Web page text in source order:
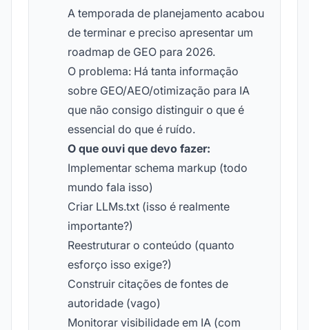
A temporada de planejamento acabou
de terminar e preciso apresentar um
roadmap de GEO para 2026.
O problema: Há tanta informação
sobre GEO/AEO/otimização para IA
que não consigo distinguir o que é
essencial do que é ruído.
O que ouvi que devo fazer:
Implementar schema markup (todo
mundo fala isso)
Criar LLMs.txt (isso é realmente
importante?)
Reestruturar o conteúdo (quanto
esforço isso exige?)
Construir citações de fontes de
autoridade (vago)
Monitorar visibilidade em IA (com